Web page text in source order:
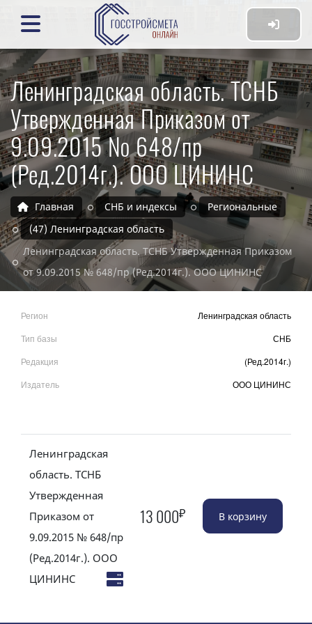
Ленинградская область. ТСНБ
Утвержденная Приказом от
9.09.2015 № 648/пр
(Ред.2014г.). ООО ЦИНИНС
Главная СНБ и индексы
Региональные
(47) Ленинградская область
Ленинградская область. ТСНБ Утвержденная Приказом
от 9.09.2015 № 648/пр (Ред.2014г.). ООО ЦИНИНС
Регион
Ленинградская область
Тип базы
СНБ
Редакция
(Ред.2014г.)
Издатель
ООО ЦИНИНС
Ленинградская
область. ТСНБ
Утвержденная
Приказом от
9.09.2015 № 648/пр
(Ред.2014г.). ООО
ЦИНИНС
13 000₽